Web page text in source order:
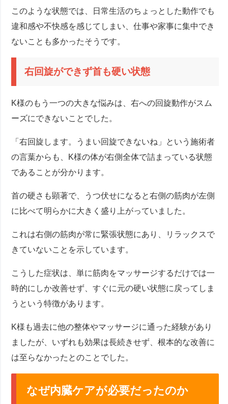
このような状態では、日常生活のちょっとした動作でも
違和感や不快感を感じてしまい、仕事や家事に集中でき
ないことも多かったそうです。
右回旋ができず首も硬い状態
K様のもう一つの大きな悩みは、右への回旋動作がスム
ーズにできないことでした。
「右回旋します。うまい回旋できないね」という施術者
の言葉からも、K様の体が右側全体で詰まっている状態
であることが分かります。
首の硬さも顕著で、うつ伏せになると右側の筋肉が左側
に比べて明らかに大きく盛り上がっていました。
これは右側の筋肉が常に緊張状態にあり、リラックスで
きていないことを示しています。
こうした症状は、単に筋肉をマッサージするだけでは一
時的にしか改善せず、すぐに元の硬い状態に戻ってしま
うという特徴があります。
K様も過去に他の整体やマッサージに通った経験があり
ましたが、いずれも効果は長続きせず、根本的な改善に
は至らなかったとのことでした。
なぜ内臓ケアが必要だったのか